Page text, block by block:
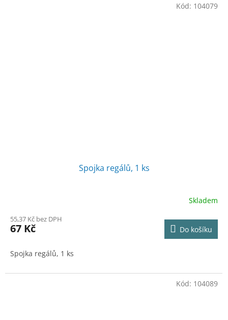
Spojka regálů, 1 ks
Skladem
55,37 Kč bez DPH
67 Kč Do košíku
Spojka regálů, 1 ks
Kód: 104079
Kód: 104089